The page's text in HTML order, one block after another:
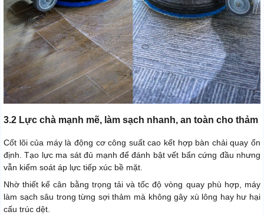
3.2 Lực chà mạnh mẽ, làm sạch nhanh, an toàn cho thảm
Cốt lõi của máy là động cơ công suất cao kết hợp bàn chải quay ổn
định. Tạo lực ma sát đủ mạnh để đánh bật vết bẩn cứng đầu nhưng
vẫn kiểm soát áp lực tiếp xúc bề mặt.
Nhờ thiết kế cân bằng trọng tải và tốc độ vòng quay phù hợp, máy
làm sạch sâu trong từng sợi thảm mà không gây xù lông hay hư hại
cấu trúc dệt.